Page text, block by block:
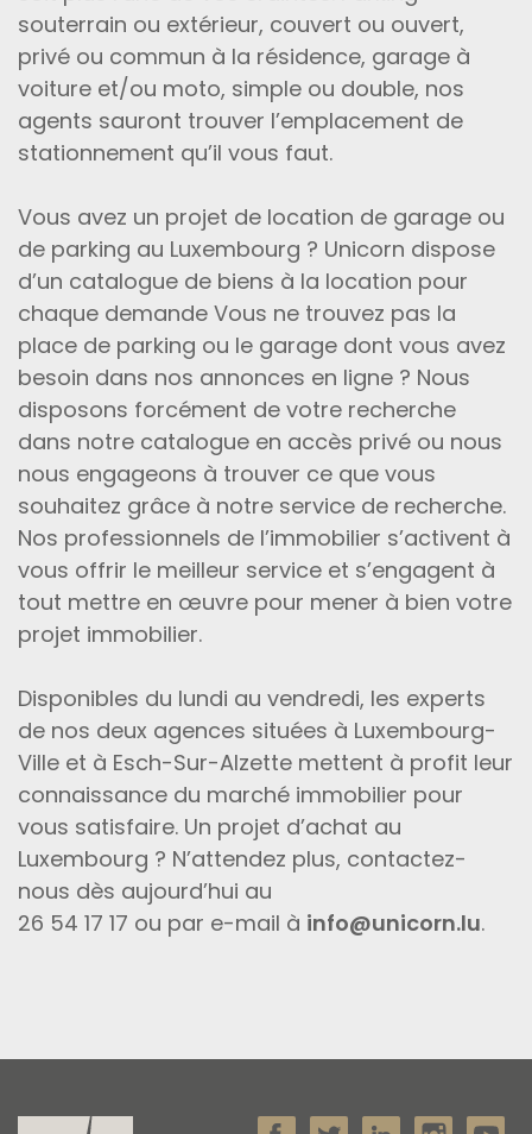
souterrain ou extérieur, couvert ou ouvert,
privé ou commun à la résidence, garage à
voiture et/ou moto, simple ou double, nos
agents sauront trouver l’emplacement de
stationnement qu’il vous faut.
Vous avez un projet de location de garage ou
de parking au Luxembourg ? Unicorn dispose
d’un catalogue de biens à la location pour
chaque demande Vous ne trouvez pas la
place de parking ou le garage dont vous avez
besoin dans nos annonces en ligne ? Nous
disposons forcément de votre recherche
dans notre catalogue en accès privé ou nous
nous engageons à trouver ce que vous
souhaitez grâce à notre service de recherche.
Nos professionnels de l’immobilier s’activent à
vous offrir le meilleur service et s’engagent à
tout mettre en œuvre pour mener à bien votre
projet immobilier.
Disponibles du lundi au vendredi, les experts
de nos deux agences situées à Luxembourg-
Ville et à Esch-Sur-Alzette mettent à profit leur
connaissance du marché immobilier pour
vous satisfaire. Un projet d’achat au
Luxembourg ? N’attendez plus, contactez-
nous dès aujourd’hui au
26 54 17 17 ou par e-mail à info@unicorn.lu.